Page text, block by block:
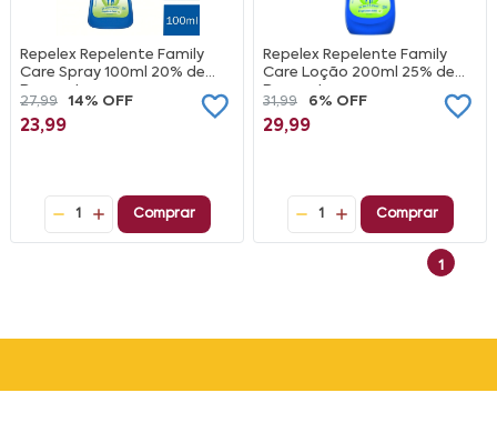
Repelex Repelente Family
Care Spray 100ml 20% de
Desconto
27,99 14% OFF
23,99
1 Comprar
Repelex Repelente Family
Care Loção 200ml 25% de
Desconto
31,99 6% OFF
29,99
1 Comprar
1